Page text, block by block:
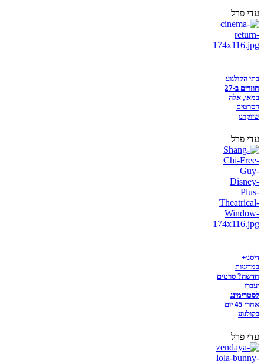
עדי פרל
בתי הקולנוע
חוזרים ב-27
במאי, אלה
הסרטים
שיוקרנו
עדי פרל
דיסני+
במדיניות
חדשה? סרטים
יעברו
לסטרימינג
אחרי 45 יום
בקולנוע
עדי פרל